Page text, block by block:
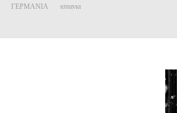
ΓΕΡΜΑΝΙΑ ισπανια